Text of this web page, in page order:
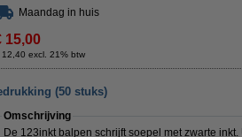
Maandag in huis
15,00
12,40 excl. 21% btw
(50 stuks)
Omschrijving
De 123inkt balpen schrijft soepel met zwarte